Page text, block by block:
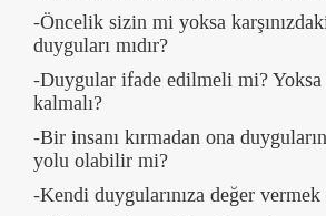
-Öncelik sizin mi yoksa
duyguları mıdır?
-Duygular ifade edilmeli mi?
kalmalı?
-Bir insanı kırmadan ona
yolu olabilir mi?
-Kendi duygularınıza değer